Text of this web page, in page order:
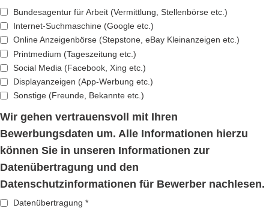
Bundesagentur für Arbeit (Vermittlung, Stellenbörse etc.)
Internet-Suchmaschine (Google etc.)
Online Anzeigenbörse (Stepstone, eBay Kleinanzeigen etc.)
Printmedium (Tageszeitung etc.)
Social Media (Facebook, Xing etc.)
Displayanzeigen (App-Werbung etc.)
Sonstige (Freunde, Bekannte etc.)
Wir gehen vertrauensvoll mit Ihren
Bewerbungsdaten um. Alle Informationen hierzu
können Sie in unseren Informationen zur
Datenübertragung und den
Datenschutzinformationen für Bewerber nachlesen.
Datenübertragung *